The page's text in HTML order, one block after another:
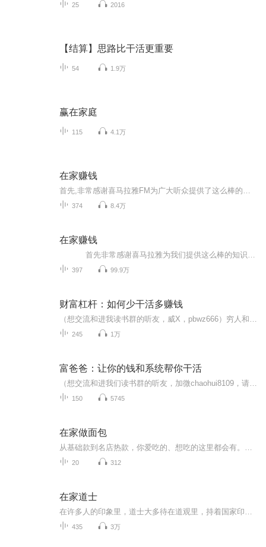
25 2016
【结算】思路比干活更重要
54 1.9万
赢在家庭
115 4.1万
在家赚钱
374 8.4万
在家赚钱
397 99.9万
财富杠杆：如何少干活多赚钱
245 1万
富爸爸：让你的钱和系统帮你干活
150 5745
在家做面包
20 312
在家道士
435 3万